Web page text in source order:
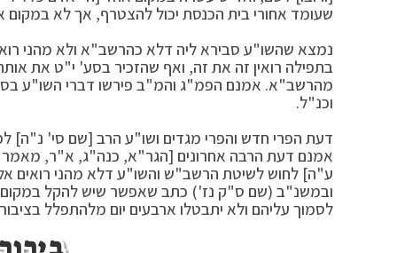
שעומד אחורי בית הכנסת יכול להצטרף, אך לא במקום
נמצא שהשו"ע סבירא ליה דלא כהרשב"א ולא מהני
בתפילה רואין זה את זה, ואף שהזכיר בסע' י"ט את
מהרשב"א. אמנם הפמ"ג והמ"ב פירשו דברי השו"ע
וכנ"ל.
דעת הפרי חדש והפרי מגדים ושו"ע הרב [שם סי' נ"ה]
אמנם דעת הרבה אחרונים [הגר"א, כנה"ג, א"ר, מאמר
ע"ה] לחוש לשיטת הרשב"ש והשו"ע דלא מהני רואים
ובמשנ"ב (שם ס"ק נז') כתב שאפשר שיש להקל במקום
לסמוך עליהם ולא יתבטלו ארבעים יום מלהתפלל